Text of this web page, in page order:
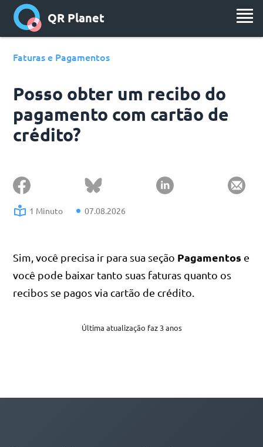
QR Planet
Faturas e Pagamentos
Posso obter um recibo do
pagamento com cartão de
crédito?
1 Minuto 07.08.2026
Sim, você precisa ir para sua seção Pagamentos e
você pode baixar tanto suas faturas quanto os
recibos se pagos via cartão de crédito.
Última atualização faz 3 anos